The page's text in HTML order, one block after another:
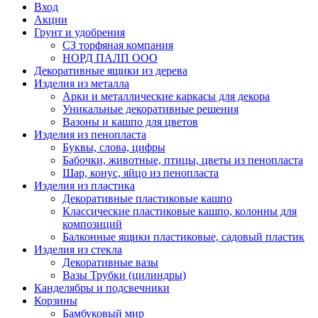
Вход
Акции
Грунт и удобрения
СЗ торфяная компания
НОРД ПАЛП ООО
Декоративные ящики из дерева
Изделия из металла
Арки и металлические каркасы для декора
Уникальные декоративные решения
Вазоны и кашпо для цветов
Изделия из пенопласта
Буквы, слова, цифры
Бабочки, животные, птицы, цветы из пенопласта
Шар, конус, яйцо из пенопласта
Изделия из пластика
Декоративные пластиковые кашпо
Классические пластиковые кашпо, колонны для
композиций
Балконные ящики пластиковые, садовый пластик
Изделия из стекла
Декоративные вазы
Вазы Трубки (цилиндры)
Канделябры и подсвечники
Корзины
Бамбуковый мир